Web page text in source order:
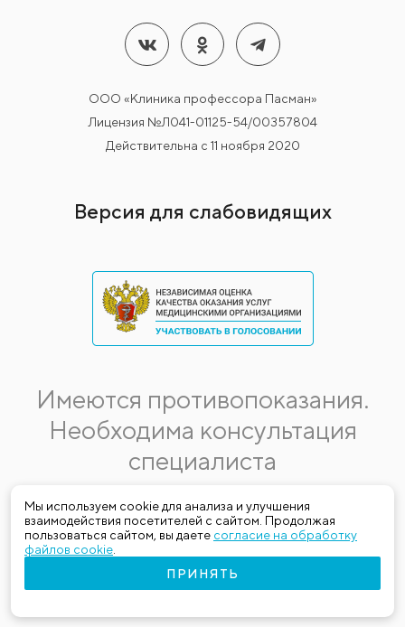
Мы используем cookie для анализа и улучшения
взаимодействия посетителей с сайтом. Продолжая
пользоваться сайтом, вы даете согласие на обработку
файлов cookie
ПРИНЯТЬ
ООО «Клиника профессора Пасман»
Лицензия №Л041-01125-54/00357804
Действительна с 11 ноября 2020
Версия для слабовидящих
Имеются противопоказания.
Необходима консультация
специалиста
Данная информация не является публичной офертой.
Стоимость, название и спектр услуг могут меняться.
Получить актуальную на момент обращения за медицинской
услугой информацию можно по телефону (383) 303-03-03